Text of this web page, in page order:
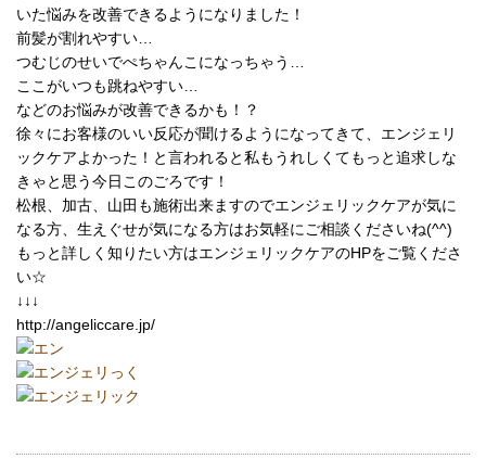
いた悩みを改善できるようになりました！
前髪が割れやすい…
つむじのせいでぺちゃんこになっちゃう…
ここがいつも跳ねやすい…
などのお悩みが改善できるかも！？
徐々にお客様のいい反応が聞けるようになってきて、エンジェリ
ックケアよかった！と言われると私もうれしくてもっと追求しな
きゃと思う今日このごろです！
松根、加古、山田も施術出来ますのでエンジェリックケアが気に
なる方、生えぐせが気になる方はお気軽にご相談くださいね(^^)
もっと詳しく知りたい方はエンジェリックケアのHPをご覧くださ
い☆
↓↓↓
http://angeliccare.jp/